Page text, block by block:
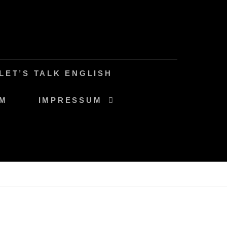
TALK ENGLISH
IMPRESSUM